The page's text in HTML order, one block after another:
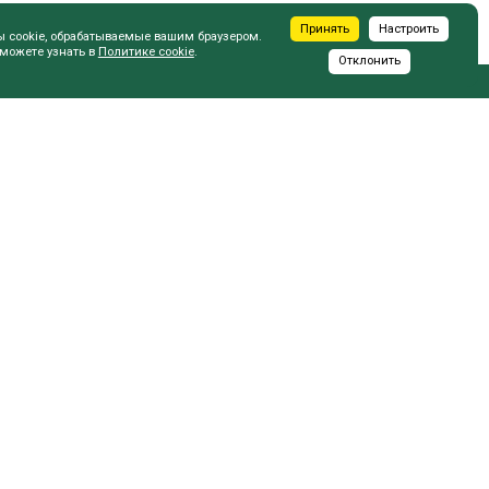
cookie, обрабатываемые вашим браузером.
узнать в Политике cookie.
Принять Настроить
Отклонить